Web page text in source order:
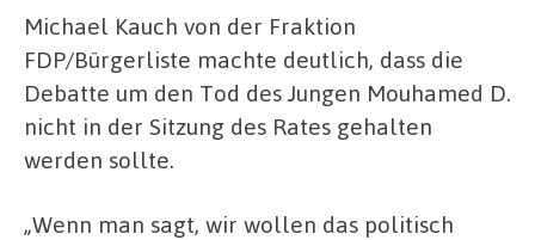
Michael Kauch von der Fraktion
FDP/Bürgerliste machte deutlich, dass die
Debatte um den Tod des Jungen Mouhamed D.
nicht in der Sitzung des Rates gehalten
werden sollte.
„Wenn man sagt, wir wollen das politisch